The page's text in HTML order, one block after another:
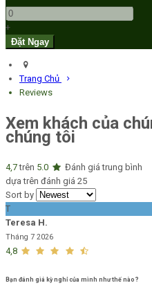
+
Trang Chủ
Reviews
Xem khách của
chúng tôi
4,7trên 5.0
Đánh giá trung bình
dựa trên đánh giá 25
Sort by
T
Teresa H.
Tháng 7 2026
4,8
Bạn đánh giá kỳ nghỉ của mình như thế nào?